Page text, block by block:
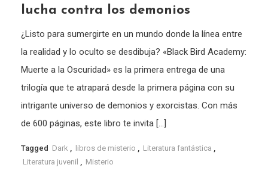
lucha contra los demonios
¿Listo para sumergirte en un mundo donde la línea entre
la realidad y lo oculto se desdibuja? «Black Bird Academy:
Muerte a la Oscuridad» es la primera entrega de una
trilogía que te atrapará desde la primera página con su
intrigante universo de demonios y exorcistas. Con más
de 600 páginas, este libro te invita […]
Tagged Dark , libros de misterio , Literatura fantástica ,
Literatura juvenil , Misterio